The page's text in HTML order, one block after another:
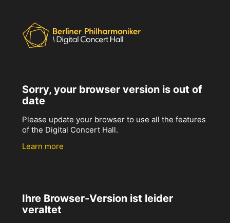
Sorry, your browser version is out of
date
Please update your browser to use all the features
of the Digital Concert Hall.
Learn more
Ihre Browser-Version ist leider
veraltet